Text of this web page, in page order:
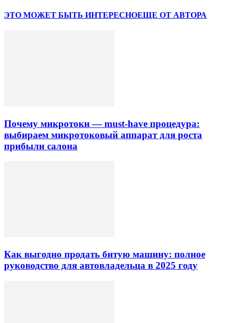
ЭТО МОЖЕТ БЫТЬ ИНТЕРЕСНОЕЩЕ ОТ АВТОРА
Почему микротоки — must-have процедура:
выбираем микротоковый аппарат для роста
прибыли салона
Как выгодно продать битую машину: полное
руководство для автовладельца в 2025 году